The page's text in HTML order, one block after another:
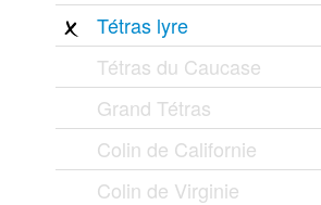
Tétras lyre
Tétras du Caucase
Grand Tétras
Colin de Californie
Colin de Virginie